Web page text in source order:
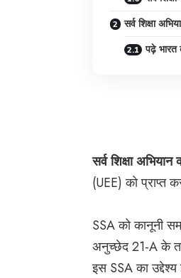
सर्व शिक्षा
पढ़े भारत
सर्व शिक्षा
(UEE) को प्राप्त
SSA को कानूनी
अनुच्छेद 21-A के
इस SSA का